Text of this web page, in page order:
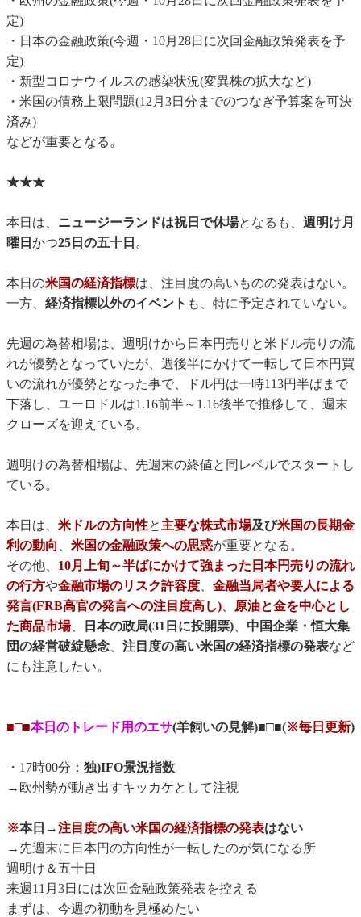
定)
・日本の金融政策(今週・10月28日に次回金融政策発表を予
定)
・新型コロナウイルスの感染状況(変異株の拡大など)
・米国の債務上限問題(12月3日分までのつなぎ予算案を可決
済み)
などが重要となる。
★★★
本日は、 ニュージーランドは祝日で休場となるも、 週明け月
曜日 かつ25日の五十日 。
本日の米国の経済指標は、注目度の高いものの発表はない。
一方、 経済指標以外のイベント も、特に予定されていない。
先週の為替相場は、週明けから日本円売りと米ドル売りの流
れが優勢となっていたが、週後半にかけて一転して日本円買
いの流れが優勢となった事で、ドル円は一時113円半ばまで
下落し、ユーロドルは1.16前半～1.16後半で推移して、週末
クローズを迎えている。
週明けの為替相場は、先週末の終値と同レベルでスタートし
ている。
本日は、 米ドルの方向性と主要な株式市場及び米国の長期金
利の動向 、 米国の金融政策への思惑が重要となる。
その他、 10月上旬～半ばにかけて強まった日本円売りの流れ
の行方や金融市場のリスク許容度、 金融当局者や要人による
発言(FRB高官の発言への注目度高し)、 原油と金を中心とし
た商品市場、 日本の政局(31日に投開票)、 中国企業・恒大集
団の経営破綻懸念、 注目度の高い米国の経済指標の発表など
にも注意したい。
■□■本日のトレード用のエサ(羊飼いの見解)■□■(※毎日更新)
・17時00分： 独)IFO景況指数
→欧州勢が動き出すキッカケとして注視
※本日→注目度の高い米国の経済指標の発表はない
→先週末に日本円の方向性が一転したのが気になる所
週明け＆五十日
来週11月3日には次回金融政策発表を控える
まずは、今週の初動を見極めたい